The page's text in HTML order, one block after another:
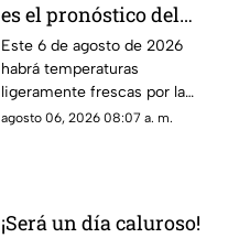
es el pronóstico del
clima en
Aguascalientes hoy 6
de agosto
Este 6 de agosto de 2026
habrá temperaturas
ligeramente frescas por la
mañana y calor en el día; el
agosto 06, 2026 08:07 a. m.
¡Será un día caluroso!